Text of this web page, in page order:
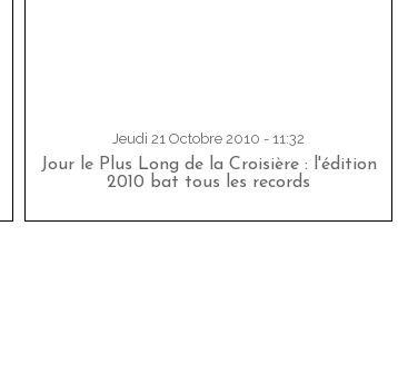
Jeudi 21 Octobre 2010 - 11:32
Jour le Plus Long de la Croisière : l'édition
2010 bat tous les records